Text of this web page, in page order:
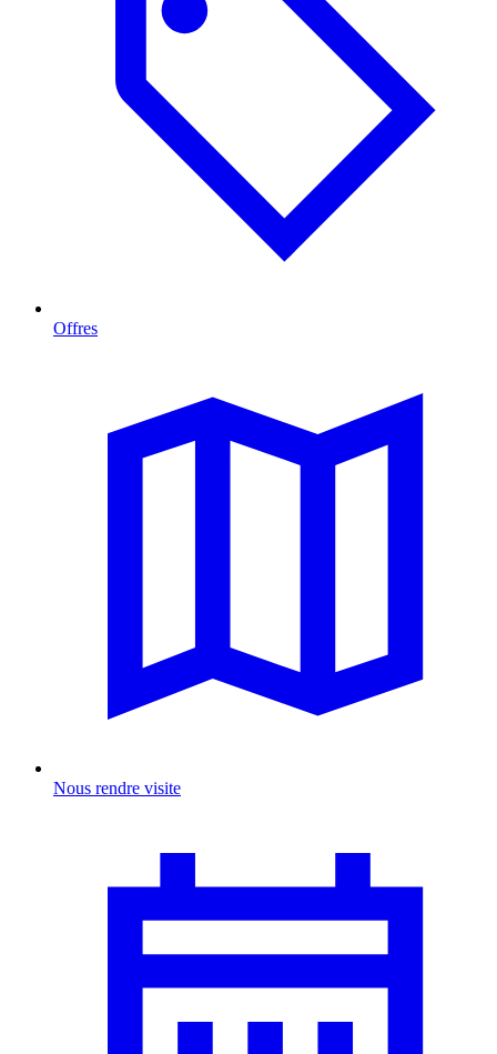
Offres
Nous rendre visite